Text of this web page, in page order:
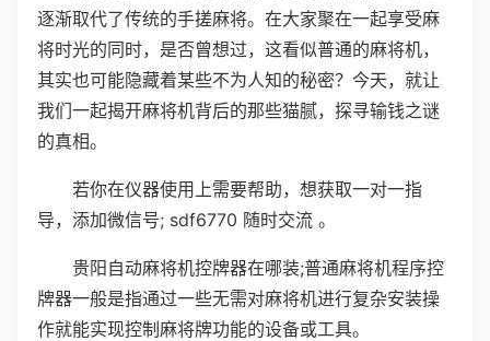
逐渐取代了传统的手搓麻将。在大家聚在一起享受麻
将时光的同时，是否曾想过，这看似普通的麻将机，
其实也可能隐藏着某些不为人知的秘密？今天，就让
我们一起揭开麻将机背后的那些猫腻，探寻输钱之谜
的真相。
若你在仪器使用上需要帮助，想获取一对一指
导，添加微信号; sdf6770 随时交流 。
贵阳自动麻将机控牌器在哪装;普通麻将机程序控
牌器一般是指通过一些无需对麻将机进行复杂安装操
作就能实现控制麻将牌功能的设备或工具。